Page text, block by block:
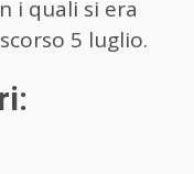
i quali si era
5 luglio.